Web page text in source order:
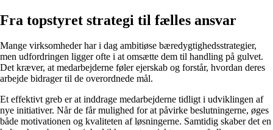
Fra topstyret strategi til fælles ansvar
Mange virksomheder har i dag ambitiøse bæredygtighedsstrategier,
men udfordringen ligger ofte i at omsætte dem til handling på gulvet.
Det kræver, at medarbejderne føler ejerskab og forstår, hvordan deres
arbejde bidrager til de overordnede mål.
Et effektivt greb er at inddrage medarbejderne tidligt i udviklingen af
nye initiativer. Når de får mulighed for at påvirke beslutningerne, øges
både motivationen og kvaliteten af løsningerne. Samtidig skaber det en